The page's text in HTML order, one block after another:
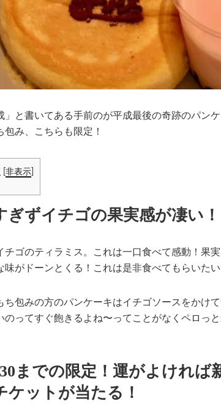
」と書いてある手前のが平成最後の奇跡のパン
包み、こちらも限定！
非表示
ぎずイチゴの果実感が凄い！
チゴのティラミス。これは一口食べて感動！果
味がドーンとくる！これは是非食べてもらいたい
ち包みの方のパンケーキはイチゴソースをかけ
ってすぐ飽きるよね〜ってことがなくペロっ
までの限定！運がよければ
ケットが当たる！